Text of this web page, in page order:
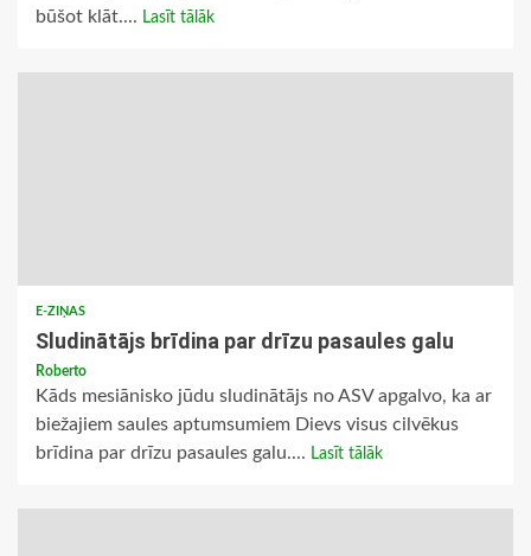
būšot klāt.... Lasīt tālāk
E-ZIŅAS
Sludinātājs brīdina par drīzu pasaules galu
Roberto
Kāds mesiānisko jūdu sludinātājs no ASV apgalvo, ka ar
biežajiem saules aptumsumiem Dievs visus cilvēkus
brīdina par drīzu pasaules galu.... Lasīt tālāk